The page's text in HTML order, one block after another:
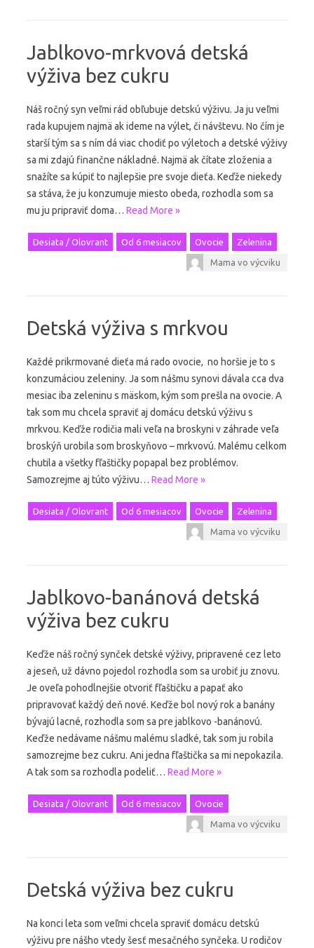
Jablkovo-mrkvová detská
výživa bez cukru
Náš ročný syn veľmi rád obľubuje detskú výživu. Ja ju veľmi
rada kupujem najmä ak ideme na výlet, či návštevu. No čím je
starší tým sa s ním dá viac chodiť po výletoch a detské výživy
sa mi zdajú finančne nákladné. Najmä ak čítate zloženia a
snažíte sa kúpiť to najlepšie pre svoje dieťa. Keďže niekedy
sa stáva, že ju konzumuje miesto obeda, rozhodla som sa
mu ju pripraviť doma… Read More »
Desiata / Olovrant Od 6 mesiacov Ovocie Zelenina
Mama vo výcviku
Detská výživa s mrkvou
Každé prikrmované dieťa má rado ovocie, no horšie je to s
konzumáciou zeleniny. Ja som nášmu synovi dávala cca dva
mesiac iba zeleninu s mäskom, kým som prešla na ovocie. A
tak som mu chcela spraviť aj domácu detskú výživu s
mrkvou. Keďže rodičia mali veľa na broskyni v záhrade veľa
broskýň urobila som broskyňovo – mrkvovú. Malému celkom
chutila a všetky fľaštičky popapal bez problémov.
Samozrejme aj túto výživu… Read More »
Desiata / Olovrant Od 6 mesiacov Ovocie Zelenina
Mama vo výcviku
Jablkovo-banánová detská
výživa bez cukru
Keďže náš ročný synček detské výživy, pripravené cez leto
a jeseň, už dávno pojedol rozhodla som sa urobiť ju znovu.
Je oveľa pohodlnejšie otvoriť fľaštičku a papať ako
pripravovať každý deň nové. Keďže bol nový rok a banány
bývajú lacné, rozhodla som sa pre jablkovo -banánovú.
Keďže nedávame nášmu malému sladké, tak som ju robila
samozrejme bez cukru. Ani jedna fľaštička sa mi nepokazila.
A tak som sa rozhodla podeliť… Read More »
Desiata / Olovrant Od 6 mesiacov Ovocie
Mama vo výcviku
Detská výživa bez cukru
Na konci leta som veľmi chcela spraviť domácu detskú
výživu pre nášho vtedy šesť mesačného synčeka. U rodičov